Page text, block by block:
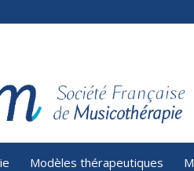
Modèles thérapeutiques